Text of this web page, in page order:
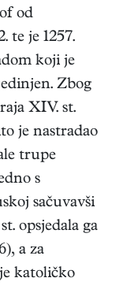
od
te je 1257.
koji je
Zbog
XIV. st.
je nastradao
trupe
s
sačuvavši
opsjedala ga
a za
katoličko